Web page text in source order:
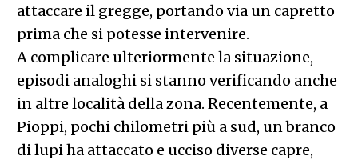
attaccare il gregge, portando via un capretto
prima che si potesse intervenire.
A complicare ulteriormente la situazione,
episodi analoghi si stanno verificando anche
in altre località della zona. Recentemente, a
Pioppi, pochi chilometri più a sud, un branco
di lupi ha attaccato e ucciso diverse capre,